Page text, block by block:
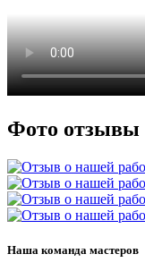
Фото отзывы
Наша команда мастеров